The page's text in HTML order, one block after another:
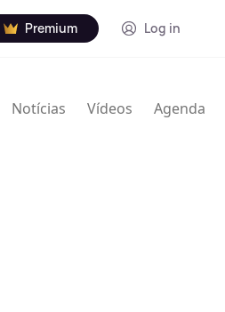
Premium Log in
Notícias Vídeos Agenda